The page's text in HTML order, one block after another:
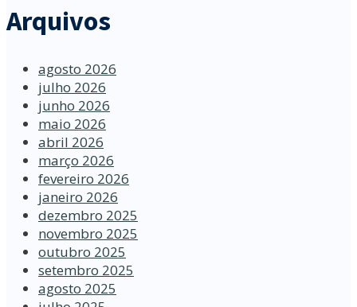
Arquivos
agosto 2026
julho 2026
junho 2026
maio 2026
abril 2026
março 2026
fevereiro 2026
janeiro 2026
dezembro 2025
novembro 2025
outubro 2025
setembro 2025
agosto 2025